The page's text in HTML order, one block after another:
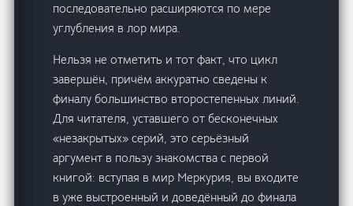
последовательно расширяются по мере
углубления в лор мира.
Нельзя не отметить и тот факт, что цикл
завершён, причём аккуратно сведены к
финалу большинство второстепенных линий.
Для читателя, уставшего от бесконечных
«незакрытых» серий, это серьёзный
аргумент в пользу знакомства с первой
книгой: вступая в мир Меркурия, вы входите
в уже выстроенный и доведённый до финала